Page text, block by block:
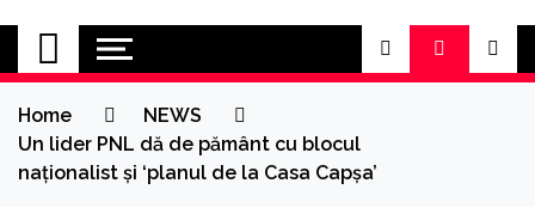
Epoca
Cele mai noi știri online din România
Home
NEWS
Un lider PNL dă de pământ cu blocul
naționalist și ‘planul de la Casa Capșa’